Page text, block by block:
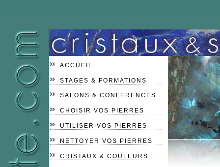
ACCUEIL
STAGES & FORMATIONS
SALONS & CONFERENCES
CHOISIR VOS PIERRES
UTILISER VOS PIERRES
NETTOYER VOS PIERRES
CRISTAUX & COULEURS